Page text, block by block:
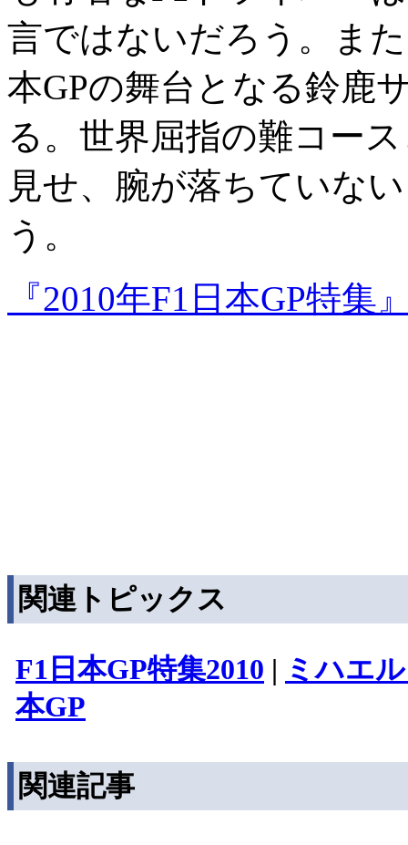
言ではないだろう。ま
本GPの舞台となる鈴鹿
る。世界屈指の難コー
見せ、腕が落ちていな
う。
『2010年F1日本GP特集
関連トピックス
F1日本GP特集2010 | ミハエ
本GP
関連記事